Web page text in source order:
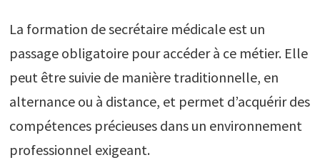
La formation de secrétaire médicale est un
passage obligatoire pour accéder à ce métier. Elle
peut être suivie de manière traditionnelle, en
alternance ou à distance, et permet d’acquérir des
compétences précieuses dans un environnement
professionnel exigeant.